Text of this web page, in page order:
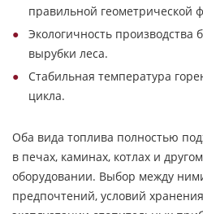
правильной геометрической
Экологичность производства
вырубки леса.
Стабильная температура
цикла.
Оба вида топлива полностью
в печах, каминах, котлах и
оборудовании. Выбор между
предпочтений, условий